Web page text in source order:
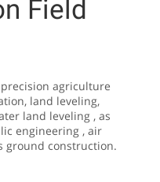
Field
agriculture
land leveling,
land leveling , as
engineering , air
ground construction.